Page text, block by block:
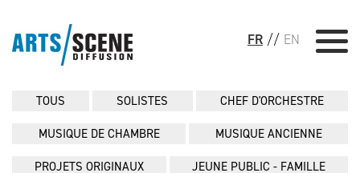
FR // EN
TOUS SOLISTES CHEF D'ORCHESTRE
MUSIQUE DE CHAMBRE MUSIQUE ANCIENNE
PROJETS ORIGINAUX JEUNE PUBLIC - FAMILLE